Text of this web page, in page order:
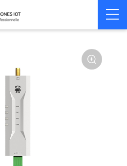
modem LoRa wirelss modem
